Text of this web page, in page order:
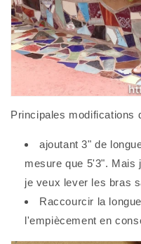
Principales modifications
ajoutant 3" de
mesure que 5'3". Mais
je veux lever les bras
Raccourcir la
l'empiècement en